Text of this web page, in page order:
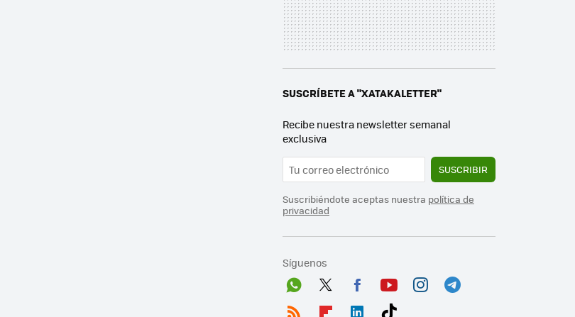
SUSCRÍBETE A "XATAKALETTER"
Recibe nuestra newsletter semanal
exclusiva
SUSCRIBIR
Suscribiéndote aceptas nuestra política de
privacidad
Síguenos
Wh
Twit
Fac
You